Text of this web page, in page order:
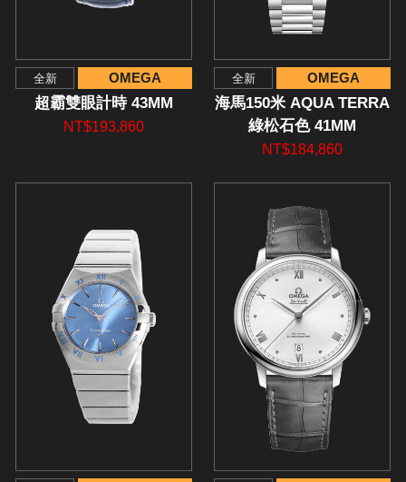
全新 OMEGA
超霸雙眼計時 43MM
NT$193,860
全新 OMEGA
海馬150米 AQUA TERRA
綠松石色 41MM
NT$184,860